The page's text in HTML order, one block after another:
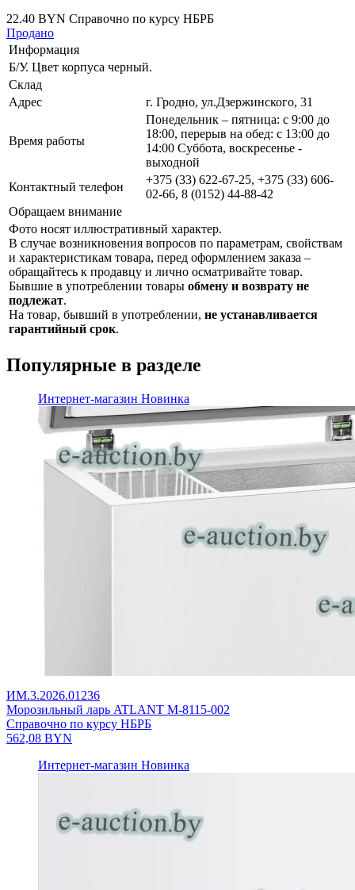
22.40 BYN Справочно по курсу НБРБ
Продано
Информация
Б/У. Цвет корпуса черный.
Склад
Адрес
г. Гродно, ул.Дзержинского, 31
Время работы
Понедельник – пятница: с 9:00 до
18:00, перерыв на обед: с 13:00 до
14:00 Суббота, воскресенье -
выходной
Контактный телефон
+375 (33) 622-67-25, +375 (33) 606-
02-66, 8 (0152) 44-88-42
Обращаем внимание
Фото носят иллюстративный характер.
В случае возникновения вопросов по параметрам, свойствам
и характеристикам товара, перед оформлением заказа –
обращайтесь к продавцу и лично осматривайте товар.
Бывшие в употреблении товары обмену и возврату не
подлежат.
На товар, бывший в употреблении, не устанавливается
гарантийный срок.
Популярные в разделе
Интернет-магазин Новинка
ИМ.3.2026.01236
Морозильный ларь ATLANT М-8115-002
Справочно по курсу НБРБ
562,08 BYN
Интернет-магазин Новинка